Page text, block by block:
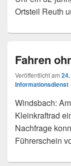
Ortsteil Reuth
Fahren
Veröffentlicht am
Informationsdienst
Windsbach:
Kleinkraftrad
Nachfrage
Führerschein